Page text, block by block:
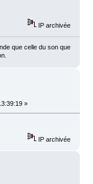
IP archivée
que celle du son que
»
IP archivée